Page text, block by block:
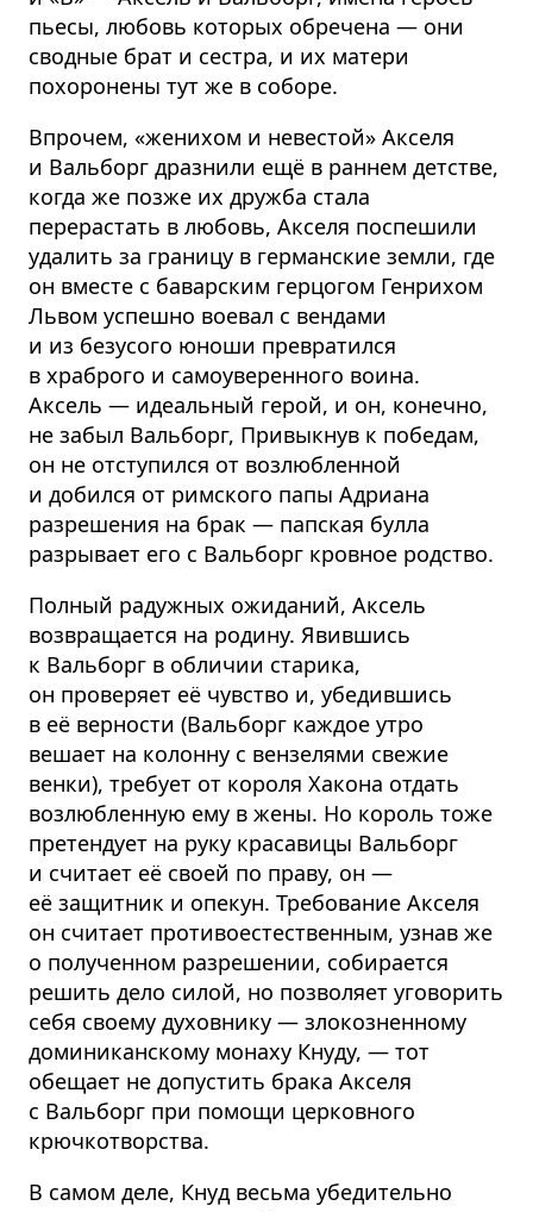
пьесы, любовь которых обречена — они
сводные брат и сестра, и их матери
похоронены тут же в соборе.
Впрочем, «женихом и невестой» Акселя
и Вальборг дразнили ещё в раннем детстве,
когда же позже их дружба стала
перерастать в любовь, Акселя поспешили
удалить за границу в германские земли, где
он вместе с баварским герцогом Генрихом
Львом успешно воевал с вендами
и из безусого юноши превратился
в храброго и самоуверенного воина.
Аксель — идеальный герой, и он, конечно,
не забыл Вальборг, Привыкнув к победам,
он не отступился от возлюбленной
и добился от римского папы Адриана
разрешения на брак — папская булла
разрывает его с Вальборг кровное родство.
Полный радужных ожиданий, Аксель
возвращается на родину. Явившись
к Вальборг в обличии старика,
он проверяет её чувство и, убедившись
в её верности (Вальборг каждое утро
вешает на колонну с вензелями свежие
венки), требует от короля Хакона отдать
возлюбленную ему в жены. Но король тоже
претендует на руку красавицы Вальборг
и считает её своей по праву, он —
её защитник и опекун. Требование Акселя
он считает противоестественным, узнав же
о полученном разрешении, собирается
решить дело силой, но позволяет уговорить
себя своему духовнику — злокозненному
доминиканскому монаху Кнуду, — тот
обещает не допустить брака Акселя
с Вальборг при помощи церковного
крючкотворства.
В самом деле, Кнуд весьма убедительно